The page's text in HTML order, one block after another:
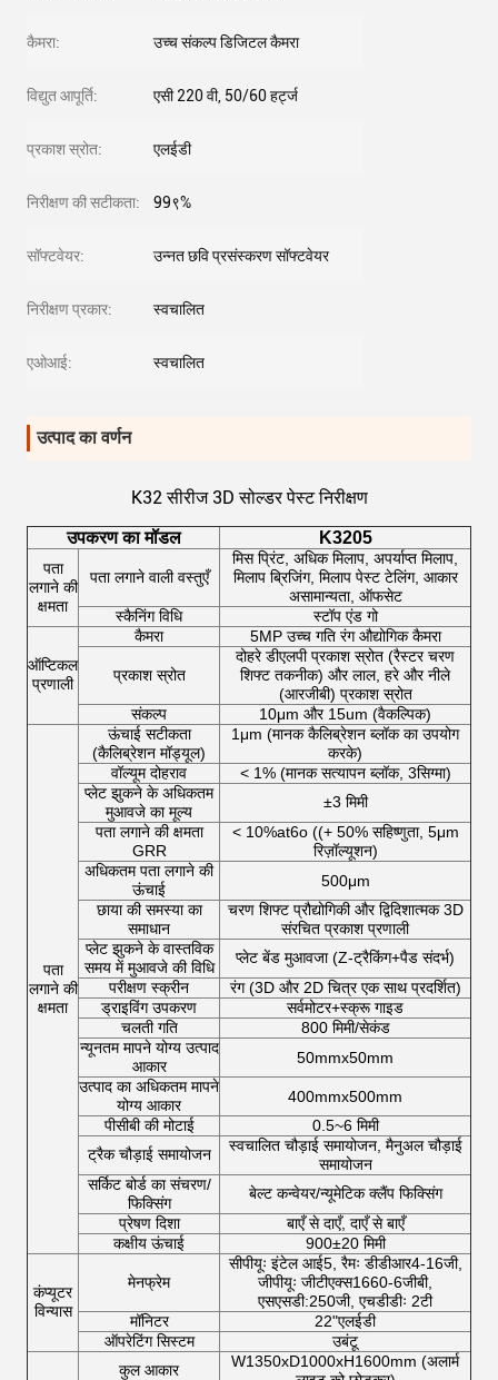
कैमरा: उच्च संकल्प डिजिटल कैमरा
विद्युत आपूर्ति: एसी 220 वी, 50/60 हर्ट्ज
प्रकाश स्रोत: एलईडी
निरीक्षण की सटीकता: 99९%
सॉफ्टवेयर: उन्नत छवि प्रसंस्करण सॉफ्टवेयर
निरीक्षण प्रकार: स्वचालित
एओआई: स्वचालित
उत्पाद का वर्णन
K32 सीरीज 3D सोल्डर पेस्ट निरीक्षण
उपकरण का मॉडल K3205
पता
लगाने की
क्षमता
पता लगाने वाली वस्तुएँ
मिस प्रिंट, अधिक मिलाप, अपर्याप्त मिलाप,
मिलाप ब्रिजिंग, मिलाप पेस्ट टेलिंग, आकार
असामान्यता, ऑफसेट
स्कैनिंग विधि
स्टॉप एंड गो
ऑप्टिकल
प्रणाली
कैमरा 5MP उच्च गति रंग औद्योगिक कैमरा
प्रकाश स्रोत
दोहरे डीएलपी प्रकाश स्रोत (रैस्टर चरण
शिफ्ट तकनीक) और लाल, हरे और नीले
(आरजीबी) प्रकाश स्रोत
संकल्प
10μm और 15um (वैकल्पिक)
पता
लगाने की
क्षमता
ऊंचाई सटीकता
(कैलिब्रेशन मॉड्यूल)
1μm (मानक कैलिब्रेशन ब्लॉक का उपयोग
करके)
वॉल्यूम दोहराव
< 1% (मानक सत्यापन ब्लॉक, 3सिग्मा)
प्लेट झुकने के अधिकतम
मुआवजे का मूल्य
±3 मिमी
पता लगाने की क्षमता
GRR
< 10%at6o ((+ 50% सहिष्णुता, 5μm
रिज़ॉल्यूशन)
अधिकतम पता लगाने की
ऊंचाई
500μm
छाया की समस्या का
समाधान
चरण शिफ्ट प्रौद्योगिकी और द्विदिशात्मक 3D
संरचित प्रकाश प्रणाली
प्लेट झुकने के वास्तविक
समय में मुआवजे की विधि
प्लेट बेंड मुआवजा (Z-ट्रैकिंग+पैड संदर्भ)
परीक्षण स्क्रीन
रंग (3D और 2D चित्र एक साथ प्रदर्शित)
ड्राइविंग उपकरण
सर्वमोटर+स्क्रू गाइड
चलती गति
800 मिमी/सेकंड
न्यूनतम मापने योग्य उत्पाद
आकार
50mmx50mm
उत्पाद का अधिकतम मापने
योग्य आकार
400mmx500mm
पीसीबी की मोटाई
0.5~6 मिमी
ट्रैक चौड़ाई समायोजन
स्वचालित चौड़ाई समायोजन, मैनुअल चौड़ाई
समायोजन
सर्किट बोर्ड का संचरण/
फिक्सिंग
बेल्ट कन्वेयर/न्यूमेटिक क्लैंप फिक्सिंग
प्रेषण दिशा
बाएँ से दाएँ, दाएँ से बाएँ
कक्षीय ऊंचाई
900±20 मिमी
कंप्यूटर
विन्यास
मेनफ्रेम
सीपीयूः इंटेल आई5, रैमः डीडीआर4-16जी,
जीपीयूः जीटीएक्स1660-6जीबी,
एसएसडी:250जी, एचडीडीः 2टी
मॉनिटर
22"एलईडी
ऑपरेटिंग सिस्टम
उबंटू
कुल आकार
W1350xD1000xH1600mm (अलार्म